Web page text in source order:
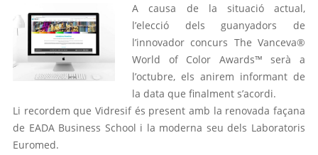
A causa de la situació actual,
l’elecció dels guanyadors de
l’innovador concurs The Vanceva®
World of Color Awards™ serà a
l’octubre, els anirem informant de
la data que finalment s’acordi.
Li recordem que Vidresif és present amb la renovada façana
de EADA Business School i la moderna seu dels Laboratoris
Euromed.